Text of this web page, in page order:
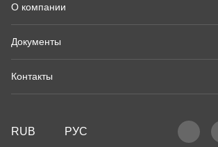
О компании
Документы
Контакты
RUB РУС